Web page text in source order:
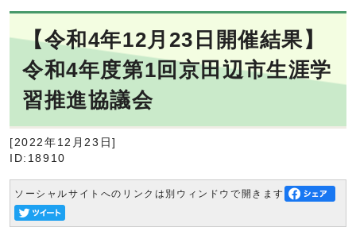
【令和4年12月23日開催結果】
令和4年度第1回京田辺市生涯学
習推進協議会
[2022年12月23日]
ID:18910
ソーシャルサイトへのリンクは別ウィンドウで開きます